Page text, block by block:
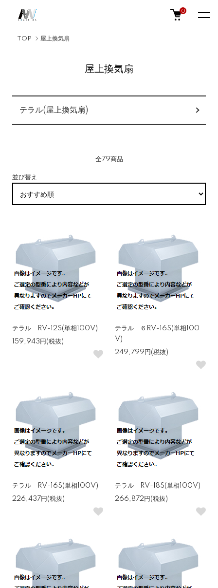
0
TOP 屋上換気扇
屋上換気扇
カテゴリー一覧
テラル(屋上換気扇)
全79商品
並び替え
テラル RV-12S(単相100V)
159,943円(税抜)
テラル ６RV-16S(単相100
V)
249,799円(税抜)
テラル RV-16S(単相100V)
226,437円(税抜)
テラル RV-18S(単相100V)
266,872円(税抜)